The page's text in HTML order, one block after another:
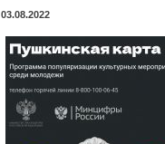
03.08.2022